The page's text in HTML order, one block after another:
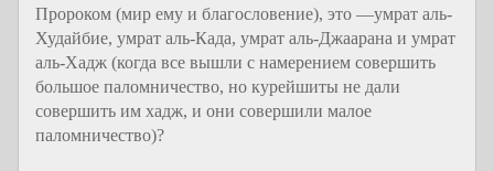
Пророком (мир ему и благословение), это —умрат аль-
Худайбие, умрат аль-Када, умрат аль-Джаарана и умрат
аль-Хадж (когда все вышли с намерением совершить
большое паломничество, но курейшиты не дали
совершить им хадж, и они совершили малое
паломничество)?